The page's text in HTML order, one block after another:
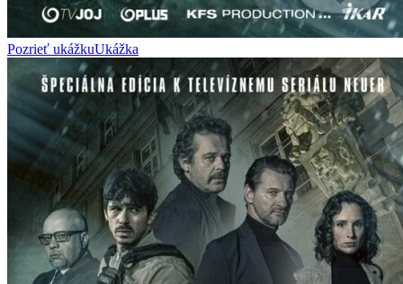
Pozrieť ukážkuUkážka